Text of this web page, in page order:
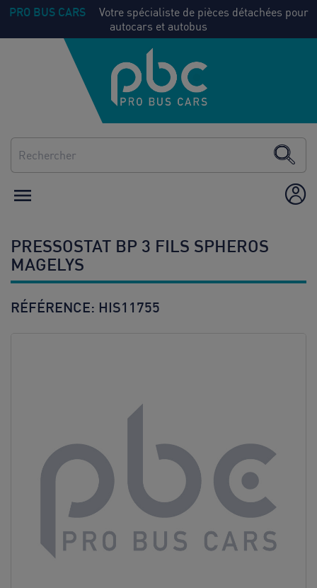
PRO BUS CARS
Votre spécialiste de pièces détachées pour
autocars et autobus
Voir
tout
CHAUFFAGE
CONSOMMABLES
trouvez
votre
produit ?
Contactez
notre
service

PRESSOSTAT BP 3 FILS SPHEROS
MAGELYS
RÉFÉRENCE: HIS11755